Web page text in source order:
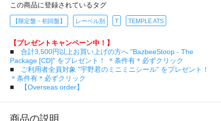
この商品に登録されているタグ
【限定盤・初回盤】 レーベル別 T TEMPLE ATS
【プレゼントキャンペーン中！】
■ 合計3,500円以上お買い上げの方へ "BazbeeStoop - The
Package [CD]" をプレゼント！ ＊条件有＊必ずクリック
■
ご利用者全員対象 "宇野君のミニミニシール" をプレゼント！
＊条件有＊必ずクリック
■
【Overseas order】
商品の説明